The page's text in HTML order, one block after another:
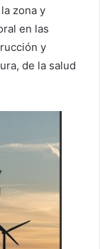
zona y
en las
y
de la salud